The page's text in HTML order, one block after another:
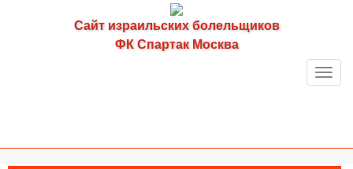
Сайт израильских болельщиков
ФК Спартак Москва